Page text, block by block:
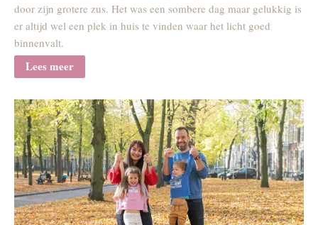
door zijn grotere zus. Het was een sombere dag maar gelukkig is
er altijd wel een plek in huis te vinden waar het licht goed
binnenvalt.
Lees meer